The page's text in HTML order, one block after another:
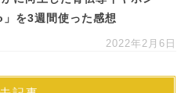
を3週間使った感想
2022年2月6日